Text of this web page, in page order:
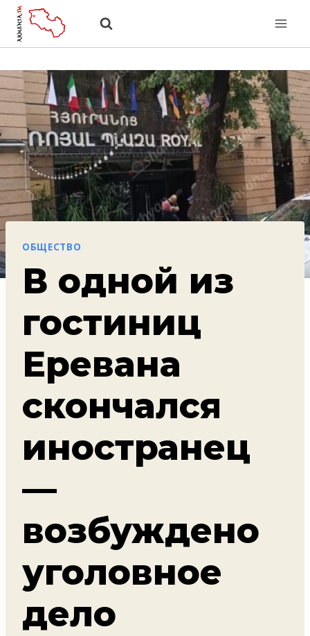
Перейти
ОБЩЕСТВО
В одной из
гостиниц
Еревана
скончался
иностранец
—
возбуждено
уголовное
дело